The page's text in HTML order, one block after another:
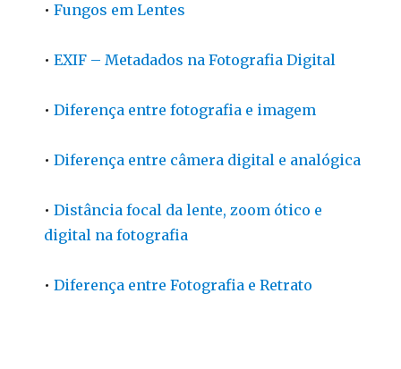
•Fungos em Lentes
•EXIF – Metadados na Fotografia Digital
•Diferença entre fotografia e imagem
•Diferença entre câmera digital e analógica
•Distância focal da lente, zoom ótico e
digital na fotografia
•Diferença entre Fotografia e Retrato